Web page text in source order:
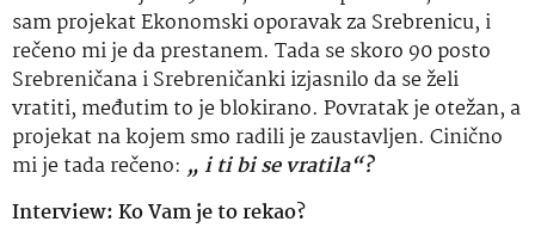
sam projekat Ekonomski oporavak za Srebrenicu, i
rečeno mi je da prestanem. Tada se skoro 90 posto
Srebreničana i Srebreničanki izjasnilo da se želi
vratiti, međutim to je blokirano. Povratak je otežan, a
projekat na kojem smo radili je zaustavljen. Cinično
mi je tada rečeno: „ i ti bi se vratila“?
Interview:Ko Vam je to rekao?